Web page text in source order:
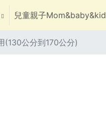
兒童親子Mom&baby&kid
(130公分到170公分)